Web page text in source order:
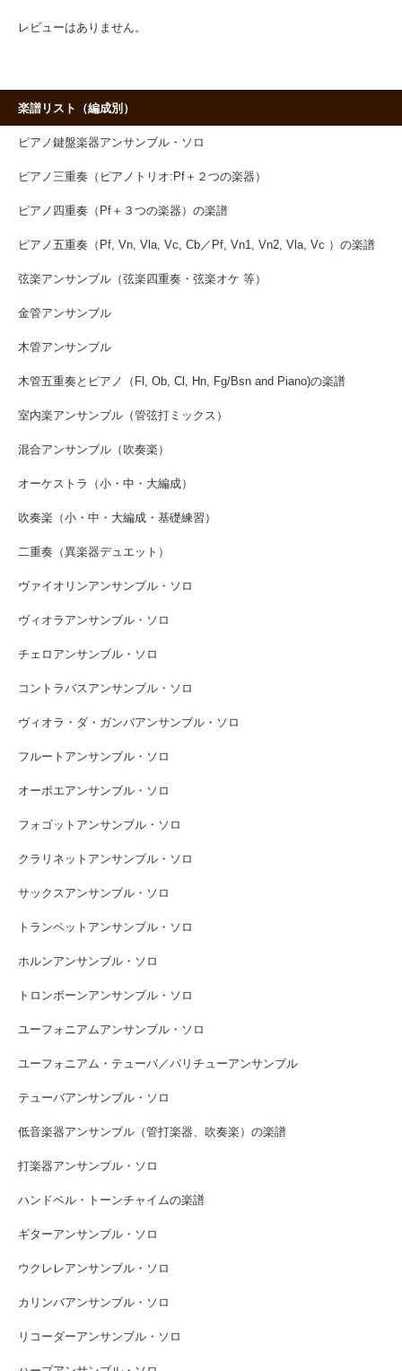
レビューはありません。
楽譜リスト（編成別）
ピアノ鍵盤楽器アンサンブル・ソロ
ピアノ三重奏（ピアノトリオ:Pf＋２つの楽器）
ピアノ四重奏（Pf＋３つの楽器）の楽譜
ピアノ五重奏（Pf, Vn, Vla, Vc, Cb／Pf, Vn1, Vn2, Vla, Vc ）の楽譜
弦楽アンサンブル（弦楽四重奏・弦楽オケ 等）
金管アンサンブル
木管アンサンブル
木管五重奏とピアノ（Fl, Ob, Cl, Hn, Fg/Bsn and Piano)の楽譜
室内楽アンサンブル（管弦打ミックス）
混合アンサンブル（吹奏楽）
オーケストラ（小・中・大編成）
吹奏楽（小・中・大編成・基礎練習）
二重奏（異楽器デュエット）
ヴァイオリンアンサンブル・ソロ
ヴィオラアンサンブル・ソロ
チェロアンサンブル・ソロ
コントラバスアンサンブル・ソロ
ヴィオラ・ダ・ガンバアンサンブル・ソロ
フルートアンサンブル・ソロ
オーボエアンサンブル・ソロ
フォゴットアンサンブル・ソロ
クラリネットアンサンブル・ソロ
サックスアンサンブル・ソロ
トランペットアンサンブル・ソロ
ホルンアンサンブル・ソロ
トロンボーンアンサンブル・ソロ
ユーフォニアムアンサンブル・ソロ
ユーフォニアム・テューバ／バリチューアンサンブル
テューバアンサンブル・ソロ
低音楽器アンサンブル（管打楽器、吹奏楽）の楽譜
打楽器アンサンブル・ソロ
ハンドベル・トーンチャイムの楽譜
ギターアンサンブル・ソロ
ウクレレアンサンブル・ソロ
カリンバアンサンブル・ソロ
リコーダーアンサンブル・ソロ